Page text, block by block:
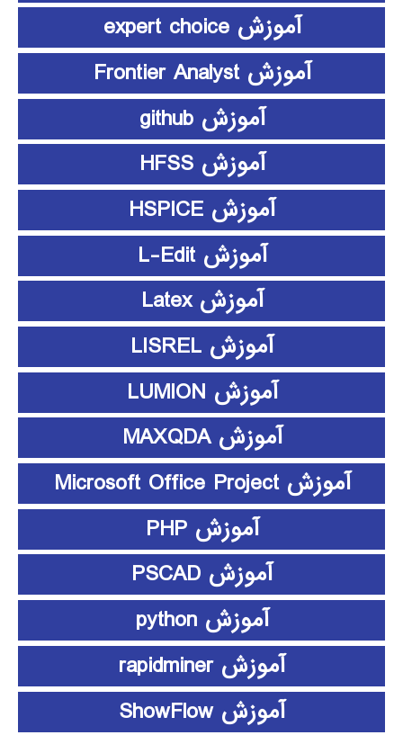
آموزش expert choice
آموزش Frontier Analyst
آموزش github
آموزش HFSS
آموزش HSPICE
آموزش L-Edit
آموزش Latex
آموزش LISREL
آموزش LUMION
آموزش MAXQDA
آموزش Microsoft Office Project
آموزش PHP
آموزش PSCAD
آموزش python
آموزش rapidminer
آموزش ShowFlow